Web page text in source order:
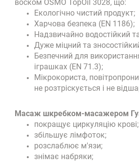
воском OSMO TopOil 3028, що:
Екологічно чистий продукт;
Харчова безпека (EN 1186);
Надзвичайно водостійкий
Дуже міцний та
Безпечний для
іграшках (EN 71.3);
Мікрокориста,
не розтріскується і не
Масаж шкребком-масажером
покращує циркуляцію крові;
збільшує лімфоток;
розслаблює м'язи;
знімає набряки;